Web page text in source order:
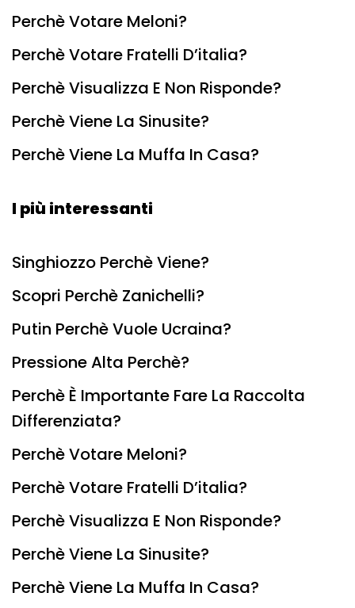
Perchè Votare Meloni?
Perchè Votare Fratelli D’italia?
Perchè Visualizza E Non Risponde?
Perchè Viene La Sinusite?
Perchè Viene La Muffa In Casa?
I più interessanti
Singhiozzo Perchè Viene?
Scopri Perchè Zanichelli?
Putin Perchè Vuole Ucraina?
Pressione Alta Perchè?
Perchè È Importante Fare La Raccolta
Differenziata?
Perchè Votare Meloni?
Perchè Votare Fratelli D’italia?
Perchè Visualizza E Non Risponde?
Perchè Viene La Sinusite?
Perchè Viene La Muffa In Casa?